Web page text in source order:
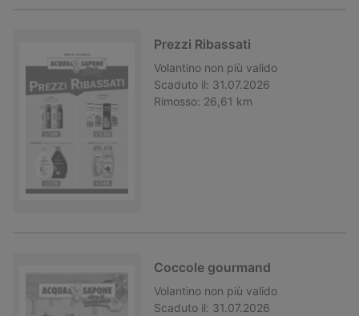
Prezzi Ribassati
Volantino non più valido
Scaduto il: 31.07.2026
Rimosso: 26,61 km
Coccole gourmand
Volantino non più valido
Scaduto il: 31.07.2026